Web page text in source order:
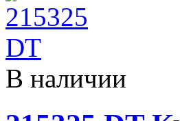
В наличии